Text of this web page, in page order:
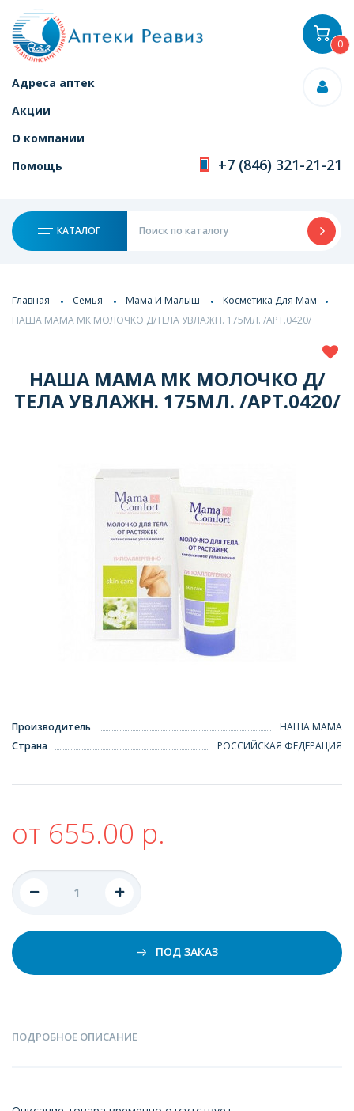
Адреса аптек
Акции
О компании
Помощь
+7 (846) 321-21-21
КАТАЛОГ
0
Главная Семья Мама И Малыш
Косметика Для Мам
НАША МАМА МК МОЛОЧКО Д/ТЕЛА УВЛАЖН. 175МЛ. /АРТ.0420/
НАША МАМА МК МОЛОЧКО Д/
ТЕЛА УВЛАЖН. 175МЛ. /АРТ.0420/
Производитель
НАША МАМА
Страна
РОССИЙСКАЯ ФЕДЕРАЦИЯ
от 655.00 р.
ПОД ЗАКАЗ
ПОДРОБНОЕ ОПИСАНИЕ